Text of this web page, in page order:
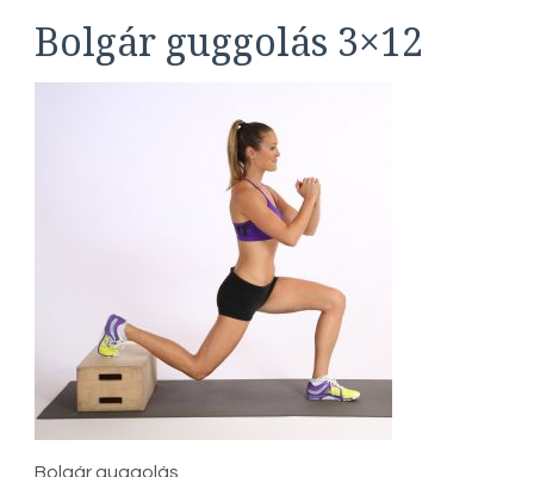
Bolgár guggolás 3×12
Bolgár guggolás